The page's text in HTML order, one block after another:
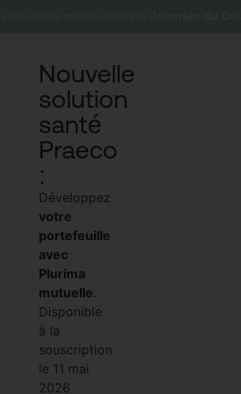
Nouvelle
solution
santé
Praeco
:
Développez
votre
portefeuille
avec
Plurima
mutuelle.
Disponible
à la
souscription
le 11 mai
2026